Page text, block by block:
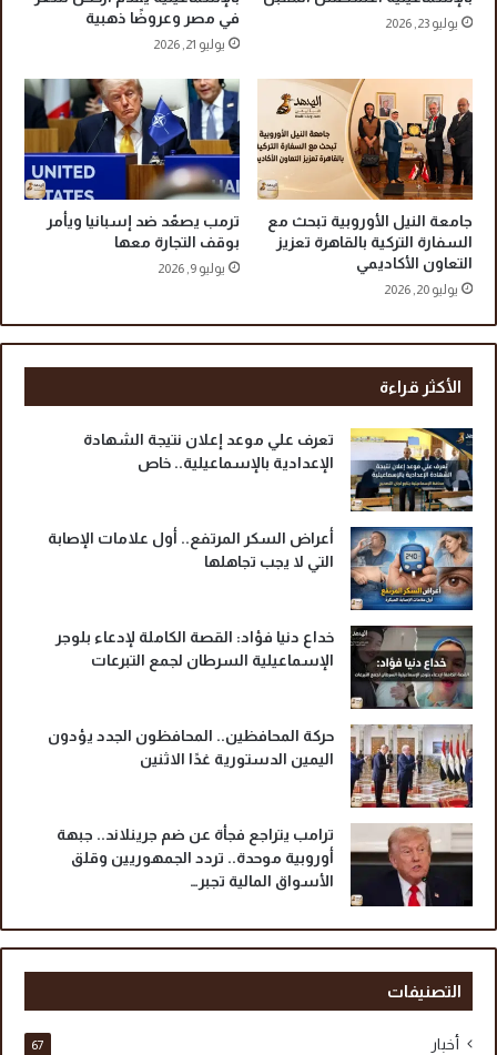
ت
ذ
ع
ن
س
ة
ح
ي
ث
ل
إ
س
م
ا
ي
ل
ي
ة
و
ي
ك
ش
ف
ا
ل
أ
س
ا
يوليو 23, 2026
في مصر وعروضًا ذهبية
يوليو 21, 2026
جامعة النيل الأوروبية تبحث مع
السفارة التركية بالقاهرة تعزيز
التعاون الأكاديمي
يوليو 20, 2026
ترمب يصعّد ضد إسبانيا ويأمر
بوقف التجارة معها
يوليو 9, 2026
الأكثر قراءة
تعرف علي موعد إعلان نتيجة الشهادة
الإعدادية بالإسماعيلية.. خاص
أعراض السكر المرتفع.. أول علامات الإصابة
التي لا يجب تجاهلها
خداع دنيا فؤاد: القصة الكاملة لإدعاء بلوجر
الإسماعيلية السرطان لجمع التبرعات
حركة المحافظين.. المحافظون الجدد يؤدون
اليمين الدستورية غدًا الاثنين
ترامب يتراجع فجأة عن ضم جرينلاند.. جبهة
أوروبية موحدة.. تردد الجمهوريين وقلق
الأسواق المالية تجبر…
التصنيفات
أخبار 67